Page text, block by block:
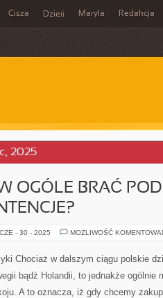
Cisza Dzień Maryla Redakcja
2025
OGÓLE BRAĆ
CZE - 30 - 2025 MOŻLIWOŚĆ
Chociaż w dalszym ciągu polskie
bądź Holandii, to jednakże ogólnie
A to oznacza, iż gdy chcemy